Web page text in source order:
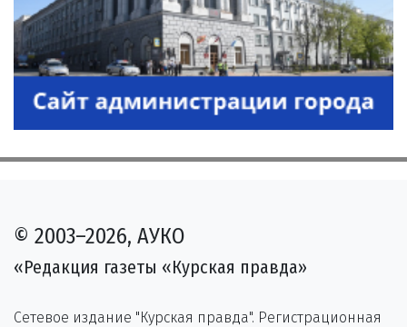
© 2003–2026, АУКО
«Редакция газеты «Курская правда»
Сетевое издание "Курская правда". Регистрационная